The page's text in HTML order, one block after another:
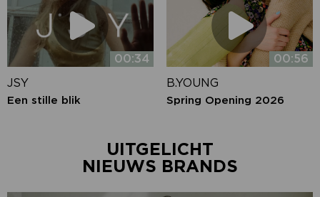
00:34
JSY
Een stille blik
00:56
B.YOUNG
Spring Opening 2026
UITGELICHT
NIEUWS BRANDS